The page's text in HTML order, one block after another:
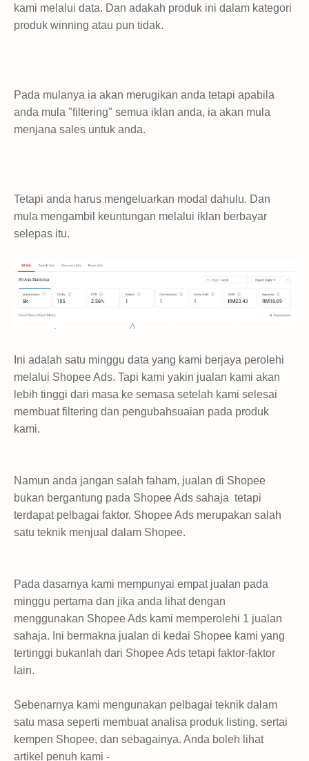
kami melalui data. Dan adakah produk ini dalam kategori
produk winning atau pun tidak.
Pada mulanya ia akan merugikan anda tetapi apabila
anda mula "filtering" semua iklan anda, ia akan mula
menjana sales untuk anda.
Tetapi anda harus mengeluarkan modal dahulu. Dan
mula mengambil keuntungan melalui iklan berbayar
selepas itu.
Ini adalah satu minggu data yang kami berjaya perolehi
melalui Shopee Ads. Tapi kami yakin jualan kami akan
lebih tinggi dari masa ke semasa setelah kami selesai
membuat filtering dan pengubahsuaian pada produk
kami.
Namun anda jangan salah faham, jualan di Shopee
bukan bergantung pada Shopee Ads sahaja tetapi
terdapat pelbagai faktor. Shopee Ads merupakan salah
satu teknik menjual dalam Shopee.
Pada dasarnya kami mempunyai empat jualan pada
minggu pertama dan jika anda lihat dengan
menggunakan Shopee Ads kami memperolehi 1 jualan
sahaja. Ini bermakna jualan di kedai Shopee kami yang
tertinggi bukanlah dari Shopee Ads tetapi faktor-faktor
lain.
Sebenarnya kami mengunakan pelbagai teknik dalam
satu masa seperti membuat analisa produk listing, sertai
kempen Shopee, dan sebagainya. Anda boleh lihat
artikel penuh kami -